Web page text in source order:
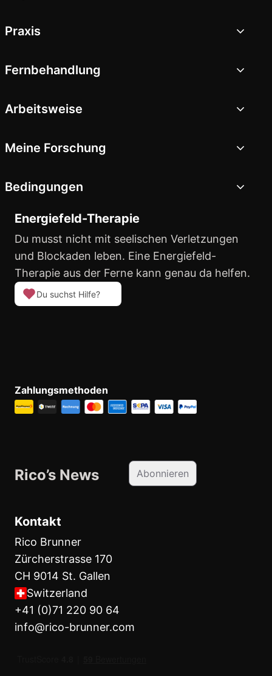
Praxis
Fernbehandlung
Arbeitsweise
Meine Forschung
Bedingungen
Energiefeld-Therapie
Du musst nicht mit seelischen Verletzungen
und Blockaden leben. Eine Energiefeld-
Therapie aus der Ferne kann genau da helfen.
Du suchst Hilfe?
Zahlungsmethoden
Rico’s News Abonnieren
Kontakt
Rico Brunner
Zürcherstrasse 170
CH 9014 St. Gallen
Switzerland
+41 (0)71 220 90 64
info@rico-brunner.com